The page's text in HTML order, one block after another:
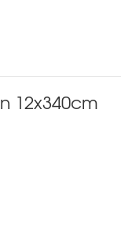
12x340cm